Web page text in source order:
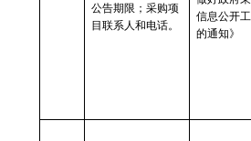
公告期限；采购项
目联系人和电话。
信息公开
的通知》